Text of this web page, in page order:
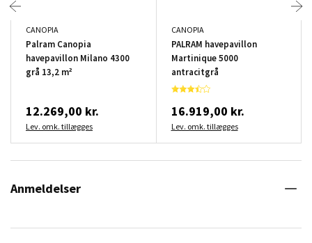
CANOPIA
Palram Canopia
havepavillon Milano 4300
grå 13,2 m²
12.269,00 kr.
Lev. omk. tillægges
CANOPIA
PALRAM havepavillon
Martinique 5000
antracitgrå
16.919,00 kr.
Lev. omk. tillægges
Anmeldelser